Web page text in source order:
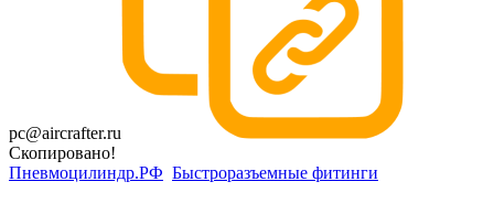
pc@aircrafter.ru
Скопировано!
Пневмоцилиндр.РФ Быстроразъемные фитинги